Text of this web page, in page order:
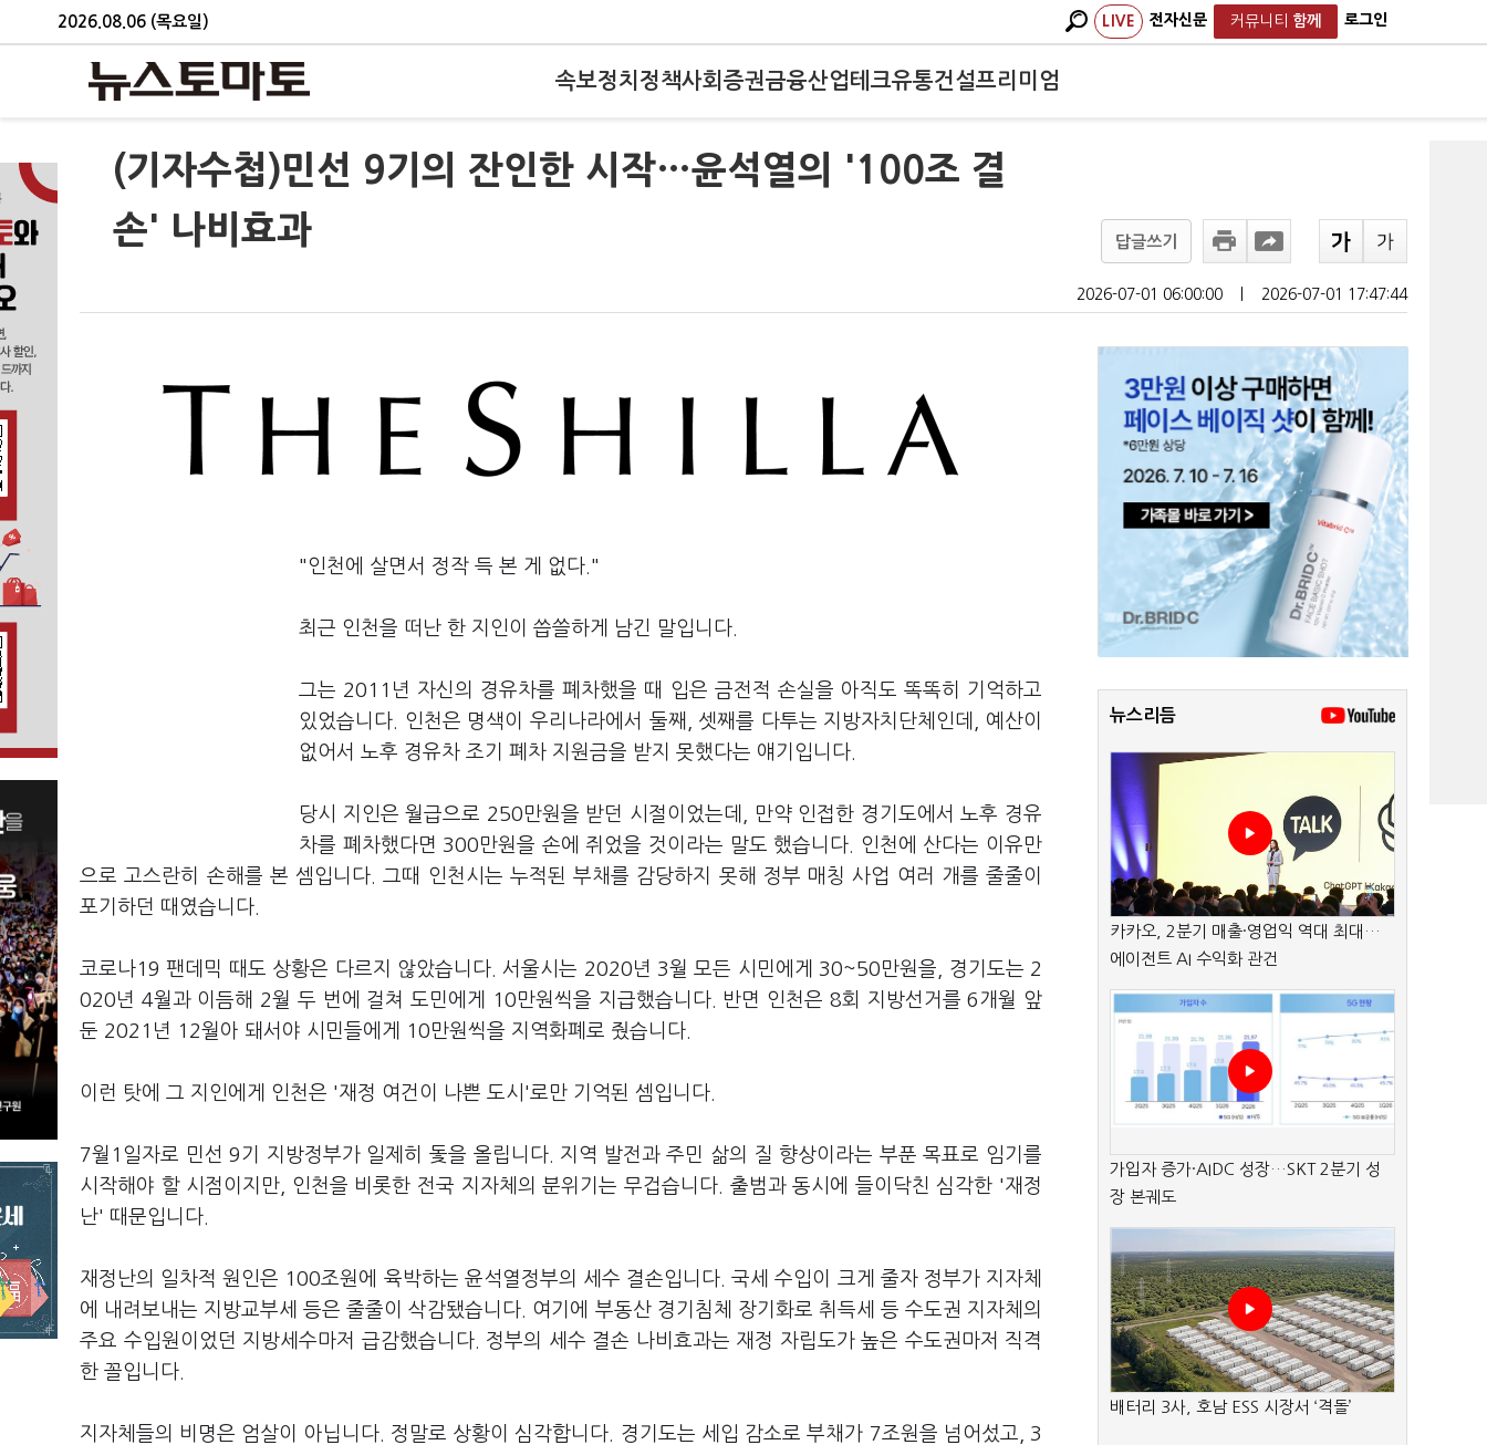
2026.08.06 (목요일) LIVE 전자신문 커뮤니티 함께 로그인
속보정치 정책사회 증권금융산업테크유통건설프리미엄
(기자수첩)민선 9기의 잔인한 시작…윤석열의 '100조 결
손' 나비효과
답글쓰기
2026-07-01 06:00:00 2026-07-01 17:47:44
"인천에 살면서 정작 득 본 게 없다."
최근 인천을 떠난 한 지인이 씁쓸하게 남긴 말입니다.
그는 2011년 자신의 경유차를 폐차했을 때 입은 금전적 손실을 아직도 똑똑히 기억하고
있었습니다. 인천은 명색이 우리나라에서 둘째, 셋째를 다투는 지방자치단체인데, 예산이
없어서 노후 경유차 조기 폐차 지원금을 받지 못했다는 얘기입니다.
당시 지인은 월급으로 250만원을 받던 시절이었는데, 만약 인접한 경기도에서 노후 경유
차를 폐차했다면 300만원을 손에 쥐었을 것이라는 말도 했습니다. 인천에 산다는 이유만
으로 고스란히 손해를 본 셈입니다. 그때 인천시는 누적된 부채를 감당하지 못해 정부 매칭 사업 여러 개를 줄줄이
포기하던 때였습니다.
코로나19 팬데믹 때도 상황은 다르지 않았습니다. 서울시는 2020년 3월 모든 시민에게 30~50만원을, 경기도는 2
020년 4월과 이듬해 2월 두 번에 걸쳐 도민에게 10만원씩을 지급했습니다. 반면 인천은 8회 지방선거를 6개월 앞
둔 2021년 12월아 돼서야 시민들에게 10만원씩을 지역화폐로 줬습니다.
이런 탓에 그 지인에게 인천은 '재정 여건이 나쁜 도시'로만 기억된 셈입니다.
7월1일자로 민선 9기 지방정부가 일제히 돛을 올립니다. 지역 발전과 주민 삶의 질 향상이라는 부푼 목표로 임기를
시작해야 할 시점이지만, 인천을 비롯한 전국 지자체의 분위기는 무겁습니다. 출범과 동시에 들이닥친 심각한 '재정
난' 때문입니다.
재정난의 일차적 원인은 100조원에 육박하는 윤석열정부의 세수 결손입니다. 국세 수입이 크게 줄자 정부가 지자체
에 내려보내는 지방교부세 등은 줄줄이 삭감됐습니다. 여기에 부동산 경기침체 장기화로 취득세 등 수도권 지자체의
주요 수입원이었던 지방세수마저 급감했습니다. 정부의 세수 결손 나비효과는 재정 자립도가 높은 수도권마저 직격
한 꼴입니다.
지자체들의 비명은 엄살이 아닙니다. 정말로 상황이 심각합니다. 경기도는 세입 감소로 부채가 7조원을 넘어섰고, 3
뉴스리듬
카카오, 2분기 매출·영업익 역대 최대…
에이전트 AI 수익화 관건
가입자 증가·AIDC 성장…SKT 2분기 성
장 본궤도
배터리 3사, 호남 ESS 시장서 ‘격돌’